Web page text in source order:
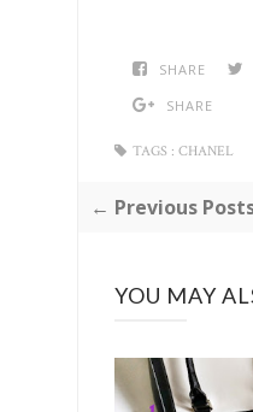
SHARE
SHARE
TAGS : CHANEL
← Previous
YOU MAY